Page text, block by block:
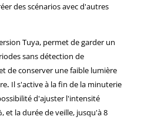
des scénarios avec d'autres
Tuya, permet de garder un
sans détection de
de conserver une faible lumière
. Il s'active à la fin de la minuterie
d'ajuster l'intensité
et la durée de veille, jusqu'à 8